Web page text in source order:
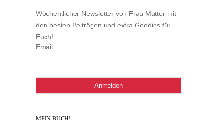
Wöchentlicher Newsletter von Frau Mutter mit
den besten Beiträgen und extra Goodies für
Euch!
Email
MEIN BUCH!